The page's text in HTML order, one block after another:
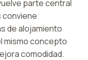
parte central
conviene
de alojamiento
mismo concepto
comodidad.